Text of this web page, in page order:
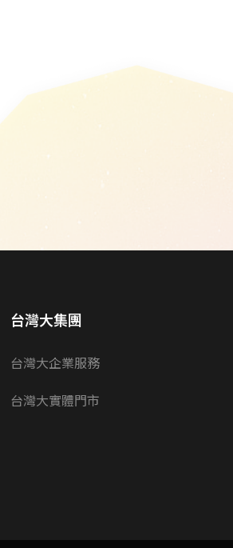
台灣大集團
台灣大企業服務
台灣大實體門市